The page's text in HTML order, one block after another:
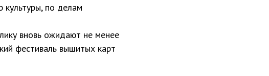
культуры, по делам
вновь ожидают не менее
фестиваль вышитых карт